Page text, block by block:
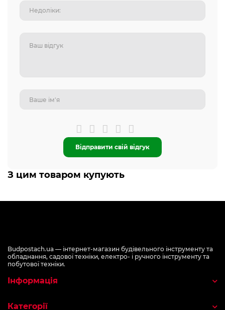
Відправити свій відгук
З цим товаром купують
Budpostach.ua — інтернет-магазин будівельного інструменту та
обладнання, садової техніки, електро- і ручного інструменту та
побутової техніки.
Інформація
Категорії